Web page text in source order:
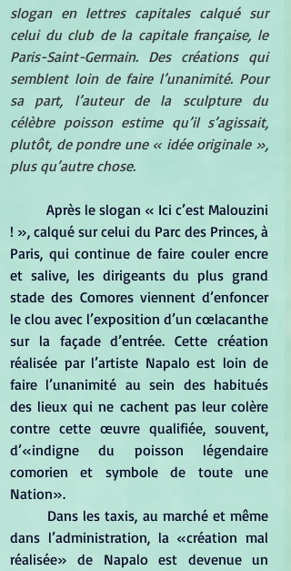
slogan en lettres capitales calqué sur
celui du club de la capitale française, le
Paris-Saint-Germain. Des créations qui
semblent loin de faire l’unanimité. Pour
sa part, l’auteur de la sculpture du
célèbre poisson estime qu’il s’agissait,
plutôt, de pondre une « idée originale »,
plus qu’autre chose.
Après le slogan « Ici c’est Malouzini
! », calqué sur celui du Parc des Princes, à
Paris, qui continue de faire couler encre
et salive, les dirigeants du plus grand
stade des Comores viennent d’enfoncer
le clou avec l’exposition d’un cœlacanthe
sur la façade d’entrée. Cette création
réalisée par l’artiste Napalo est loin de
faire l’unanimité au sein des habitués
des lieux qui ne cachent pas leur colère
contre cette œuvre qualifiée, souvent,
d’«indigne du poisson légendaire
comorien et symbole de toute une
Nation».
dans l’administration, la «création mal
réalisée» de Napalo est devenue un